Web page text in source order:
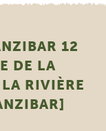
12
DE LA
RIVIÈRE